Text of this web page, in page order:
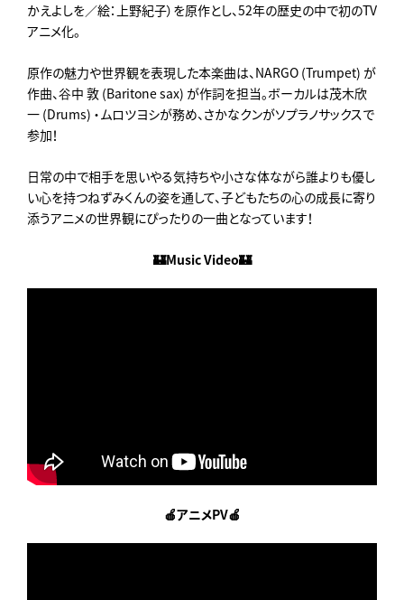
かえよしを／絵：上野紀子）を原作とし、52年の歴史の中で初のTV
アニメ化。
原作の魅力や世界観を表現した本楽曲は、NARGO (Trumpet) が
作曲、谷中 敦 (Baritone sax) が作詞を担当。ボーカルは茂木欣
一 (Drums) ・ムロツヨシが務め、さかなクンがソプラノサックスで
参加！
日常の中で相手を思いやる気持ちや小さな体ながら誰よりも優し
い心を持つねずみくんの姿を通して、子どもたちの心の成長に寄り
添うアニメの世界観にぴったりの一曲となっています！
🏰Music Video🏰
🍎アニメPV🍎